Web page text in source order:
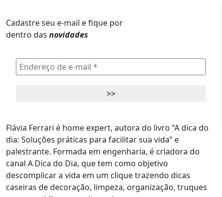
Cadastre seu e-mail e fique por
dentro das novidades
Flávia Ferrari é home expert, autora do livro “A dica do
dia: Soluções práticas para facilitar sua vida” e
palestrante. Formada em engenharia, é criadora do
canal A Dica do Dia, que tem como objetivo
descomplicar a vida em um clique trazendo dicas
caseiras de decoração, limpeza, organização, truques